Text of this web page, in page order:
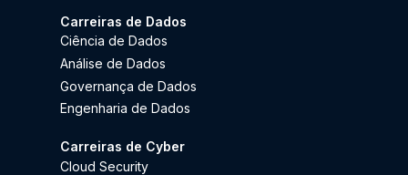
Carreiras de Dados
Ciência de Dados
Análise de Dados
Governança de Dados
Engenharia de Dados
Carreiras de Cyber
Cloud Security